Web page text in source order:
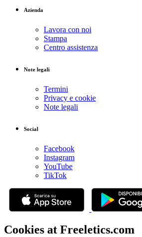
Azienda
Lavora con noi
Stampa
Centro assistenza
Note legali
Termini
Privacy e cookie
Note legali
Social
Facebook
Instagram
YouTube
TikTok
Cookies at Freeletics.com